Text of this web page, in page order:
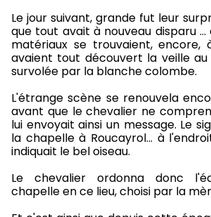
Le jour suivant, grande fut leur
que tout avait à nouveau disparu
matériaux se trouvaient,
avaient tout découvert la veille au
survolée par la blanche colombe.
L'étrange scène se renouvela
avant que le chevalier ne
lui envoyait ainsi un message. Le
la chapelle à Roucayrol... à
indiquait le bel oiseau.
Le chevalier ordonna donc
chapelle en ce lieu, choisi par la